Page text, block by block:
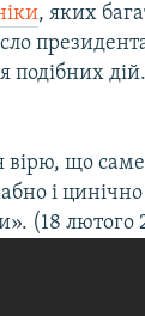
, яких
дій.
вірю, що
і цинічно
(18 лютого